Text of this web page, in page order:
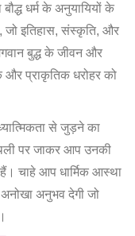
धर्म के अनुयायियों के
जो इतिहास, संस्कृति, और
बुद्ध के जीवन और
और प्राकृतिक धरोहर को
से जुड़ने का
पर जाकर आप उनकी
चाहे आप धार्मिक आस्था
अनुभव देगी जो